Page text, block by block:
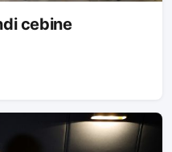
cebine